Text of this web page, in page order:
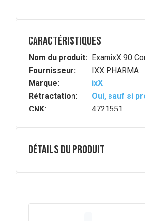
Caractéristiques
Nom du produit: ExamixX 90
Fournisseur:
IXX PHARMA
Marque:
ixX
Rétractation:
Oui, sauf si
CNK:
4721551
Détails du produit
Les principes actifs d'ExamixX®
Composition